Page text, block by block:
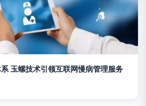
玉螺技术引领互联网慢病管理服务